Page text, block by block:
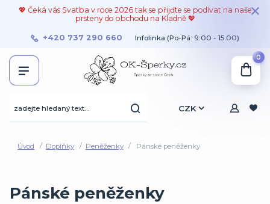
💖 Čeká vás Svatba v roce 2026 tak se přijďte se podívat na naše
prsteny do obchodu na Kladně 💖
CZK
+420 737 290 660 Infolinka:(Po-Pá: 9:00 - 15:00)
0
Úvod Doplňky Peněženky Pánské peněženky
Pánské peněženky